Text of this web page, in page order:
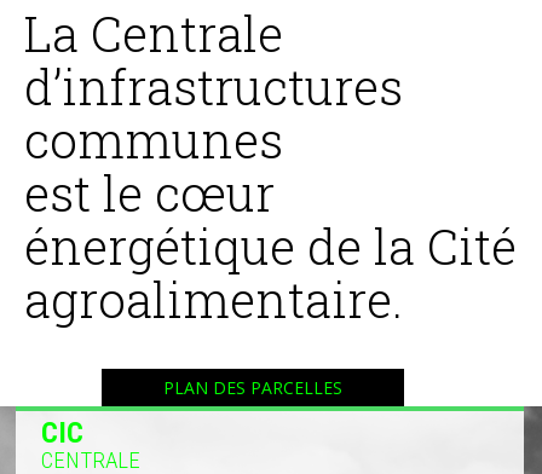
La Centrale
d’infrastructures
communes
est le cœur
énergétique de la Cité
agroalimentaire.
PLAN DES PARCELLES
CIC
CENTRALE